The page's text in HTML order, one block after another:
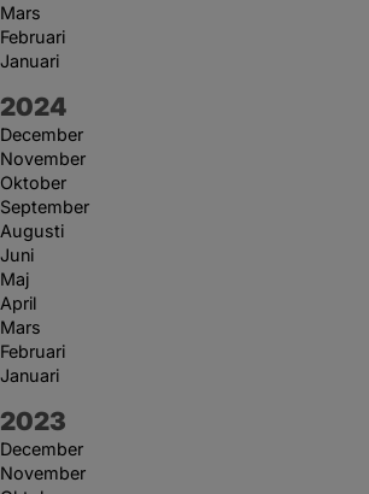
Mars
Februari
Januari
År:
2024
December
November
Oktober
September
Augusti
Juni
Maj
April
Mars
Februari
Januari
År:
2023
December
November